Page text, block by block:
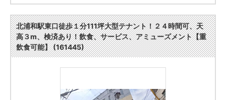
北浦和駅東口徒歩１分111坪大型テナント！２４時間可、天
高３m、検済あり！飲食、サービス、アミューズメント【重
飲食可能】 (161445)